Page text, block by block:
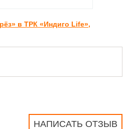
в ТРК «Индиго Life»,
НАПИСАТЬ ОТЗЫВ